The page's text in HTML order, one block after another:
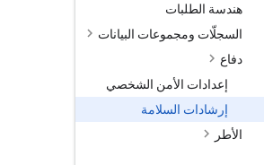
هندسة الطلبات
السجلّات ومجموعات البيانات
دفاع
إعدادات الأمن الشخصي
إرشادات السلامة
الأطر